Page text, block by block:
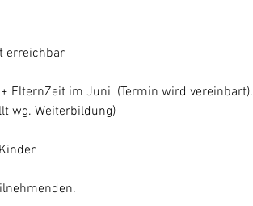
erreichbar
im Juni  (Termin wird vereinbart).
wg. Weiterbildung)